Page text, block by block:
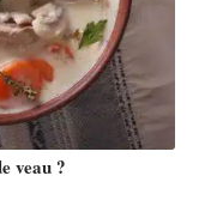
veau ?